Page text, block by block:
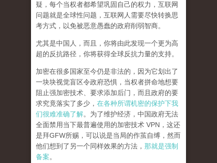
疑，每个当权者都希望巩固自己的权力，互联网
问题就是全球性问题，互联网人需要尽快转换思
考方式，以免被恶意愚蠢的政府削弱智商。
尤其是中国人，而且，你将由此发现一个更为高
超的反抗路径，你将获得全球反抗力量的支持。
加密在很多国家至今仍是非法的，因为它划出了
一块块视觉盲区令政府恐惧，当权者拼命地想要
阻止强加密技术、要求添加后门，而且政府的要
求究竟落实了多少， 在各种所谓机密的保护下我
们很难准确了解。为了维护经济，中国政府无法
全面禁用当下最普遍使用的加密技术 VPN，这还
是拜GFW所赐，可以说是当局的作茧自缚，然而
他们想到了另一个同样效果的方法， 那就是强制
备案。